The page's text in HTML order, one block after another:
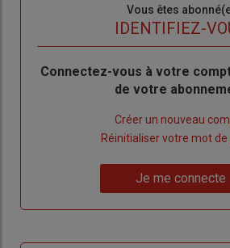
Vous êtes
IDENTIFIEZ-
Body
Connectez-vous à votre
de votre
Créer un nouveau
de
Réinitialiser votre mot de
me
Je me connecte